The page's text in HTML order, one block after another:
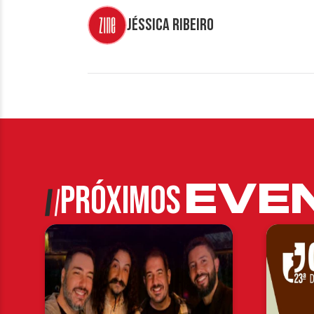
Jéssica Ribeiro
PRÓXIMOS